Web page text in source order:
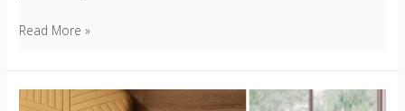
Read More »
Azulejo